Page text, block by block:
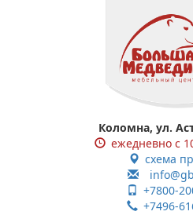
Коломна, ул.
ежедневно с
схема
+7800-
+7496-